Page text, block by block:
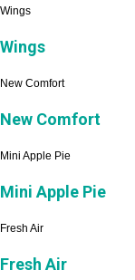
Wings
Wings
New Comfort
New Comfort
Mini Apple Pie
Mini Apple Pie
Fresh Air
Fresh Air